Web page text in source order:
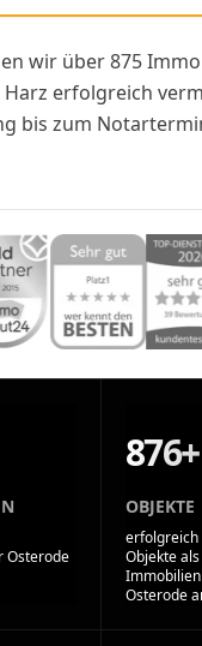
wir über 875
erfolgreich
bis zum
Osterode
876+
OBJEKTE
Objekte
Osterode